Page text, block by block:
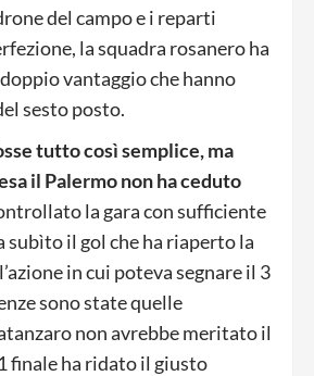
del campo e i reparti
la squadra rosanero ha
vantaggio che hanno
sesto posto.
tutto così semplice, ma
il Palermo non ha ceduto
la gara con sufficiente
subìto il gol che ha riaperto la
in cui poteva segnare il 3
sono state quelle
non avrebbe meritato il
finale ha ridato il giusto